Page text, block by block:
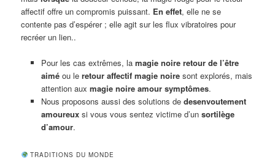
affectif offre un compromis puissant. En effet, elle ne se
contente pas d’espérer ; elle agit sur les flux vibratoires pour
recréer un lien..
Pour les cas extrêmes, la magie noire retour de l’être
aiméou le retour affectif magie noiresont explorés, mais
attention aux magie noire amour symptômes.
Nous proposons aussi des solutions de desenvoutement
amoureuxsi vous vous sentez victime d’un sortilège
d’amour.
TRADITIONS DU MONDE